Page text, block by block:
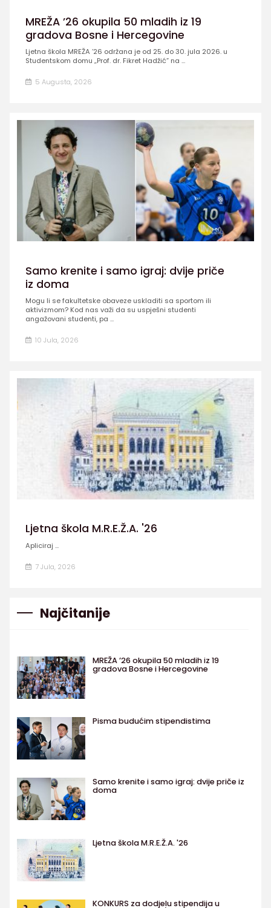
MREŽA ’26 okupila 50 mladih iz 19
gradova Bosne i Hercegovine
Ljetna škola MREŽA ’26 održana je od 25. do 30. jula 2026. u
Studentskom domu „Prof. dr. Fikret Hadžić” na ...
5 Augusta, 2026
Samo krenite i samo igraj: dvije priče
iz doma
Mogu li se fakultetske obaveze uskladiti sa sportom ili
aktivizmom? Kod nas važi da su uspješni studenti
angažovani studenti, pa ...
10 Jula, 2026
Ljetna škola M.R.E.Ž.A. '26
Apliciraj ...
7 Jula, 2026
Najčitanije
MREŽA ’26 okupila 50 mladih iz 19
gradova Bosne i Hercegovine
Pisma budućim stipendistima
Samo krenite i samo igraj: dvije priče iz
doma
Ljetna škola M.R.E.Ž.A. '26
KONKURS za dodjelu stipendija u